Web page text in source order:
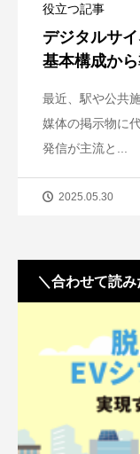
役立つ記事
デジタルサ
基本構成か
最近、駅や公共
媒体の掲示物に
発信が主流と...
2025.05.30
＼合わせて読